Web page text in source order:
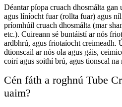
Déantar píopa cruach dhosmálta
agus líníocht fuar (rollta fuar) agus
príomhúil cruach dhosmálta (mar
etc.). Cuireann sé buntáistí ar nós
ardbhrú, agus friotaíocht creimeadh.
dtionscail ar nós ola agus gáis,
coirí agus soithí brú, agus tionscal na
Cén fáth a roghnú Tube
uaim?